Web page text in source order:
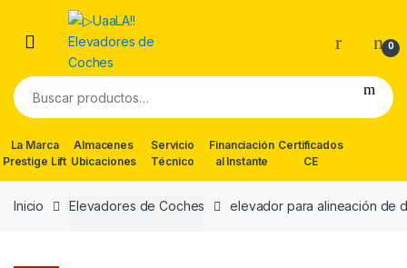
navigation
content
0
Buscar
por:
La Marca
Prestige Lift
Almacenes
Ubicaciones
Servicio
Técnico
Financiación
al Instante
Certificados
CE
Inicio Elevadores de Coches elevador para alineación de